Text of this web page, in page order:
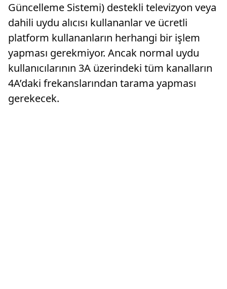
Güncelleme Sistemi) destekli televizyon veya
dahili uydu alıcısı kullananlar ve ücretli
platform kullananların herhangi bir işlem
yapması gerekmiyor. Ancak normal uydu
kullanıcılarının 3A üzerindeki tüm kanalların
4A’daki frekanslarından tarama yapması
gerekecek.